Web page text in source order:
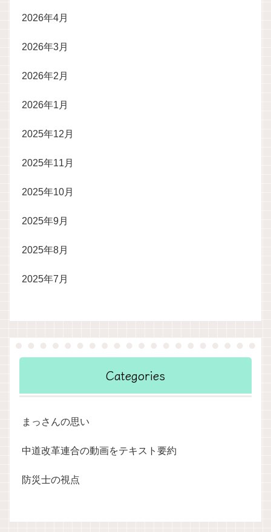
2026年4月
2026年3月
2026年2月
2026年1月
2025年12月
2025年11月
2025年10月
2025年9月
2025年8月
2025年7月
Categories
まっさんの思い
中道改革連合の動画をテキスト要約
防災士の視点